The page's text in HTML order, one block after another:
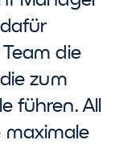
die
zum
führen. All
maximale